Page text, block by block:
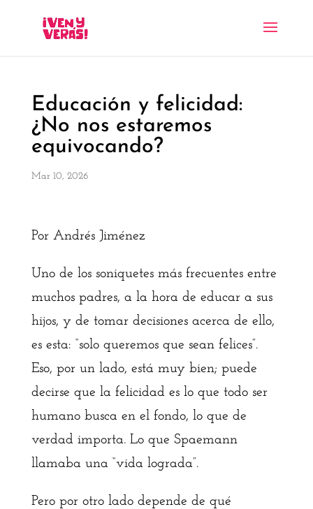
Educación y felicidad:
¿No nos estaremos
equivocando?
Mar 10, 2026
Por Andrés Jiménez
Uno de los soniquetes más frecuentes entre
muchos padres, a la hora de educar a sus
hijos, y de tomar decisiones acerca de ello,
es esta: “solo queremos que sean felices”.
Eso, por un lado, está muy bien; puede
decirse que la felicidad es lo que todo ser
humano busca en el fondo, lo que de
verdad importa. Lo que Spaemann
llamaba una “vida lograda”.
Pero por otro lado depende de qué